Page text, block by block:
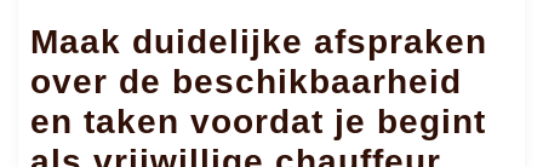
Maak duidelijke afspraken
over de beschikbaarheid
en taken voordat je begint